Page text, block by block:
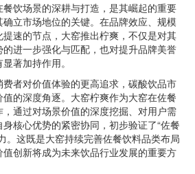
饮场景的深耕与打造，是其崛起的重要
立市场地位的关键。在品牌效应、规模
速的节点，大窑推出柠爽，不仅是对其
进一步强化与匹配，也对提升品牌美誉
著加持作用。
者对价值体验的更高追求，碳酸饮品市
的深度角逐。大窑柠爽作为大窑在佐餐
通过对场景价值的深度挖掘、对用户需
核心优势的紧密协同，初步验证了“佐餐
。这既是大窑持续完善佐餐饮料品类布局
创新将成为未来饮品行业发展的重要方